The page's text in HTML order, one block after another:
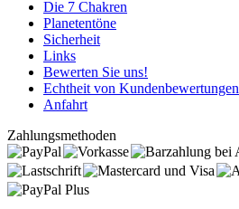
Die 7 Chakren
Planetentöne
Sicherheit
Links
Bewerten Sie uns!
Echtheit von Kundenbewertungen
Anfahrt
Zahlungsmethoden